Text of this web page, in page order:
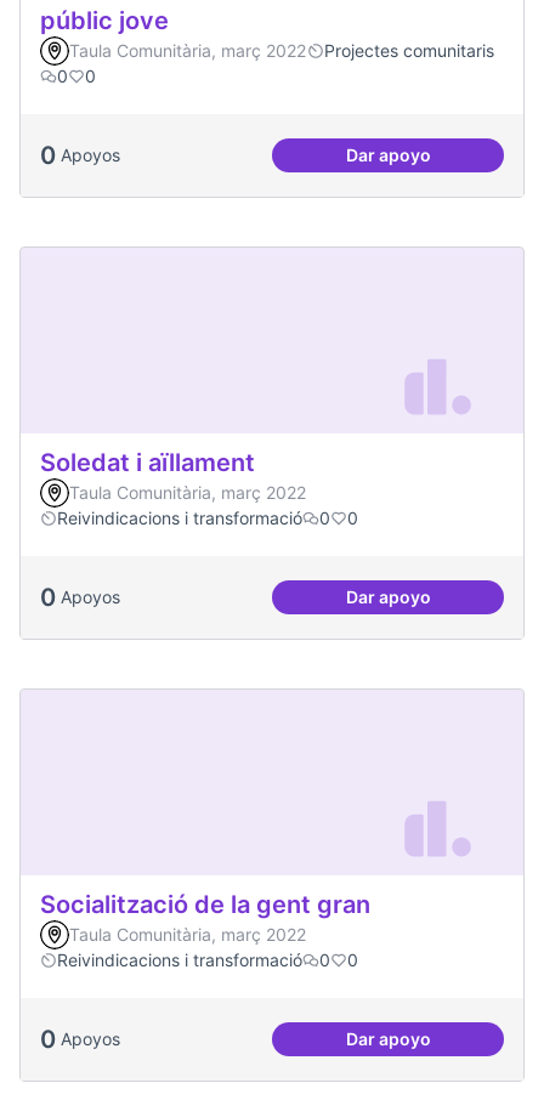
públic jove
Taula Comunitària, març 2022
Projectes comunitaris
0
0
0 Apoyos Dar apoyoTreball en xarxa
Soledat i aïllament
Taula Comunitària, març 2022
Reivindicacions i transformació
0 0
0 Apoyos Dar apoyoSoledat i aïllament
Socialització de la gent gran
Taula Comunitària, març 2022
Reivindicacions i transformació
0 0
0 Apoyos Dar apoyoSocialització de la